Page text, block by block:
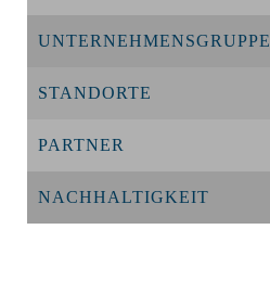
UNTERNEHMENSGRUPPE
STANDORTE
PARTNER
NACHHALTIGKEIT